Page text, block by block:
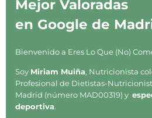
Mejor Valoradas
en Google de
Bienvenido a Eres Lo Que (No)
Soy Miriam Muiña, Nutricionista
Profesional de Dietistas-
Madrid (número MAD00319) y
deportiva.